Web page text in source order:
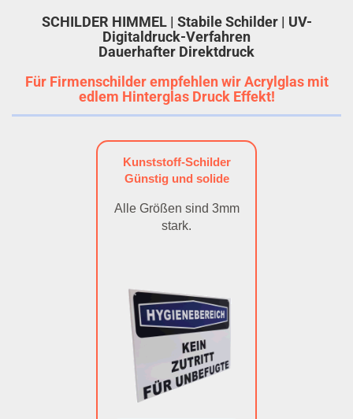
SCHILDER HIMMEL | Stabile Schilder | UV-
Digitaldruck-Verfahren
Dauerhafter Direktdruck
Für Firmenschilder empfehlen wir Acrylglas mit
edlem Hinterglas Druck Effekt!
Kunststoff-Schilder
Günstig und solide
Alle Größen sind 3mm
stark.